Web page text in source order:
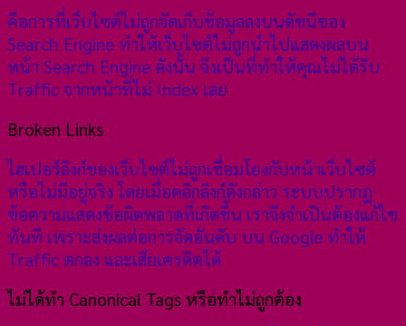
คือการที่เว็บไซต์ไม่ถูกจัดเก็บข้อมูลลงบนดัชนีของ
Search Engine ทำให้เว็บไซต์ไม่ถูกนำไปแสดงผลบน
หน้า Search Engine ดังนั้น จึงเป็นที่ทำให้คุณไม่ได้รับ
Traffic จากหน้าที่ไม่ Index เลย
Broken Links
ไฮเปอร์ลิงก์ของเว็บไซต์ไม่ถูกเชื่อมโยงกับหน้าเว็บไซต์
หรือไม่มีอยู่จริง โดยเมื่อคลิกลิงก์ดังกล่าว ระบบปรากฎ
ข้อความแสดงข้อผิดพลาดที่เกิดขึ้น เราจึงจำเป็นต้องแก้ไข
ทันที เพราะส่งผลต่อการจัดอันดับ บน Google ทำให้
Traffic ตกลง และเสียเครดิตได้
ไม่ได้ทำ Canonical Tags หรือทำไม่ถูกต้อง